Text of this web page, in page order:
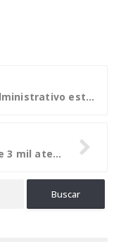
X Congresso de Direito Administrativo estão com as inscrições abertas
Ouvidoria do TCM-CE faz mais de 3 mil atendimentos no primeiro quadrimestre